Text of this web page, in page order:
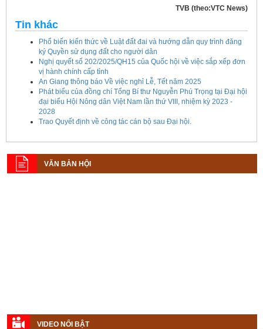
TVB (theo:VTC News)
Tin khác
Phổ biến kiến thức về Luật đất đai và hướng dẫn quy trình đăng
ký Quyền sử dụng đất cho người dân
Nghị quyết số 202/2025/QH15 của Quốc hội về việc sắp xếp đơn
vị hành chính cấp tỉnh
An Giang thông báo Về việc nghỉ Lễ, Tết năm 2025
Phát biểu của đồng chí Tổng Bí thư Nguyễn Phú Trọng tại Đại hội
đại biểu Hội Nông dân Việt Nam lần thứ VIII, nhiệm kỳ 2023 -
2028
Trao Quyết định về công tác cán bộ sau Đại hội.
VĂN BẢN HỘI
phẩm nông thôn tiêu biểu tỉnh An Giang năm 2026
VIDEO NỔI BẬT